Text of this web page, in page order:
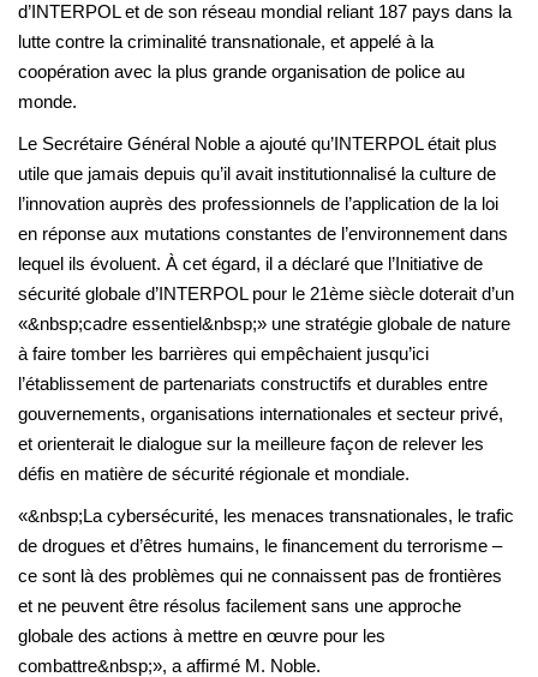
d’INTERPOL et de son réseau mondial reliant 187 pays dans la
lutte contre la criminalité transnationale, et appelé à la
coopération avec la plus grande organisation de police au
monde.
Le Secrétaire Général Noble a ajouté qu’INTERPOL était plus
utile que jamais depuis qu’il avait institutionnalisé la culture de
l’innovation auprès des professionnels de l’application de la loi
en réponse aux mutations constantes de l’environnement dans
lequel ils évoluent. À cet égard, il a déclaré que l’Initiative de
sécurité globale d’INTERPOL pour le 21ème siècle doterait d’un
«&nbsp;cadre essentiel&nbsp;» une stratégie globale de nature
à faire tomber les barrières qui empêchaient jusqu’ici
l’établissement de partenariats constructifs et durables entre
gouvernements, organisations internationales et secteur privé,
et orienterait le dialogue sur la meilleure façon de relever les
défis en matière de sécurité régionale et mondiale.
«&nbsp;La cybersécurité, les menaces transnationales, le trafic
de drogues et d’êtres humains, le financement du terrorisme –
ce sont là des problèmes qui ne connaissent pas de frontières
et ne peuvent être résolus facilement sans une approche
globale des actions à mettre en œuvre pour les
combattre&nbsp;», a affirmé M. Noble.